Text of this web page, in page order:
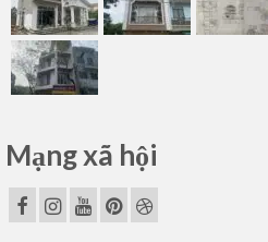
Mạng xã hội